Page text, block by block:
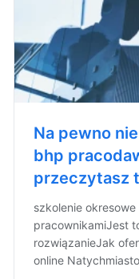
Na pewno
bhp
przeczytasz
szkolenie
pracownikamiJest
rozwiązanieJak
online